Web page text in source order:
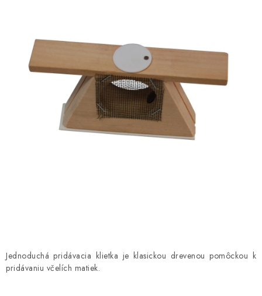
MEDOVÉ DARČEKOVÉ SETY
VÝROBKY Z VOSKU
DOPLNKY KU VČELÍM PRODUKTOM
Jednoduchá pridávacia klietka je klasickou drevenou pomôckou k
pridávaniu včelích matiek.